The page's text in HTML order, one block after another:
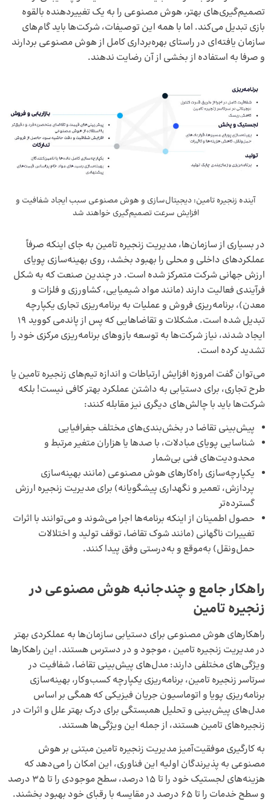
تصمیم‌گیری‌های بهتر، هوش مصنوعی را به یک تغییردهنده بالقوه
بازی تبدیل می‌کند. اما با همه‌ این توصیفات، شرکت‌ها باید گام‌های
سازمان یافته‌ای در راستای بهره‌برداری کامل از هوش مصنوعی بردارند
و صرفا به استفاده از بخشی از آن رضایت ندهند.
آینده زنجیره تامین: دیجیتال‌سازی و هوش مصنوعی سبب ایجاد شفافیت و
افزایش سرعت تصمیم‌گیری خواهند شد
در بسیاری از سازمان‌ها، مدیریت زنجیره تامین به جای اینکه صرفاً
عملکردهای داخلی و محلی را بهبود بخشد، روی بهینه‌سازی پویای
ارزش جهانی شرکت متمرکز شده است. در چندین صنعت که به شکل
فرآیندی فعالیت دارند (مانند مواد شیمیایی، کشاورزی و فلزات و
معدن)، برنامه‌ریزی فروش و عملیات به برنامه‌ریزی تجاری یکپارچه
تبدیل شده است. مشکلات و تقاضاهایی که پس از پاندمی کووید 19
ایجاد شدند، نیاز شرکت‌ها به توسعه بازوهای برنامه‌ریزی مرکزی خود را
تشدید کرده است.
می‌توان گفت امروزه افزایش ارتباطات و اندازه تیم‌های زنجیره تامین یا
طرح تجاری، برای دستیابی به داشتن عملکرد بهتر کافی نیست! بلکه
شرکت‌ها باید با چالش‌های دیگری نیز مقابله کنند:
پیش‌بینی تقاضا در بخش‌بندی‌های مختلف جغرافیایی
شناسایی پویای مبادلات، با صدها یا هزاران متغیر مرتبط و
محدودیت‌های فنی بی‌شمار
یکپارچه‌سازی راه‌کارهای هوش مصنوعی (مانند بهینه‌سازی
پردازش، تعمیر و نگهداری پیشگویانه) برای مدیریت زنجیره ارزش
گسترده‌تر
حصول اطمینان از اینکه برنامه‌ها اجرا می‌شوند و می‌توانند با اثرات
تغییرات ناگهانی (مانند شوک تقاضا، توقف تولید و اختلالات
حمل‌ونقل) به‌موقع و به‌درستی وفق پیدا کنند.
راهکار جامع و چندجانبه هوش مصنوعی در
زنجیره تامین
راهکارهای هوش مصنوعی برای دستیابی سازمان‌ها به عملکردی بهتر
در مدیریت زنجیره تامین ، موجود و در دسترس هستند. این راهکارها
ویژگی‌های مختلفی دارند: مدل‌های پیش‌بینی تقاضا، شفافیت در
سرتاسر زنجیره تامین، برنامه‌ریزی یکپارچه کسب‌وکار، بهینه‌سازی
برنامه‌ریزی پویا و اتوماسیون جریان فیزیکی که همگی بر اساس
مدل‌های پیش‌بینی و تحلیل همبستگی برای درک بهتر علل و اثرات در
زنجیره‌های تامین هستند، از جمله‌ این ویژگی‌ها هستند.
به کارگیری موفقیت‌آمیز مدیریت زنجیره تامین مبتنی بر هوش
مصنوعی به پذیرندگان اولیه این فناوری، این امکان را می‌دهد که
هزینه‌های لجستیک خود را تا 15 درصد، سطح موجودی را تا 35 درصد
و سطح خدمات را تا 65 درصد در مقایسه با رقبای خود بهبود بخشند.